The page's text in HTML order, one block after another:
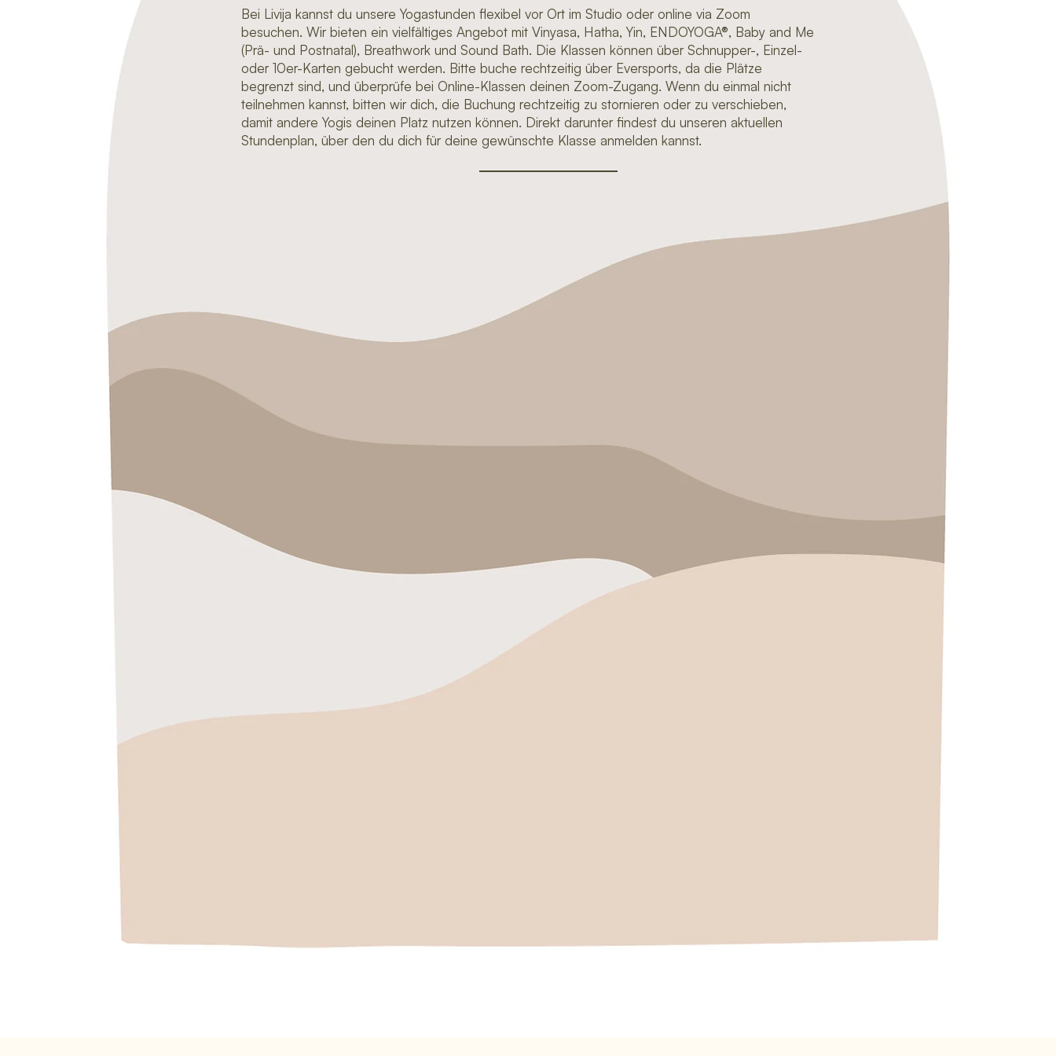
Bei Livija kannst du unsere Yogastunden flexibel vor Ort im Studio oderonline via Zoom
besuchen. Wir bieten ein vielfältiges Angebot mit Vinyasa, Hatha, Yin, ENDOYOGA®, Baby and Me
(Prä- und Postnatal), Breathwork und Sound Bath. Die Klassen können überSchnupper-, Einzel-
oder 10er-Karten gebucht werden. Bitte buche rechtzeitig über Eversports, da die Plätze
begrenzt sind, und überprüfe bei Online-Klassen deinen Zoom-Zugang. Wenn du einmal nicht
teilnehmen kannst, bitten wir dich, die Buchung rechtzeitig zu stornieren oder zu verschieben,
damit andere Yogis deinen Platz nutzen können. Direkt darunterfindest du unseren aktuellen
Stundenplan, über den du dich für deine gewünschte Klasse anmelden kannst.